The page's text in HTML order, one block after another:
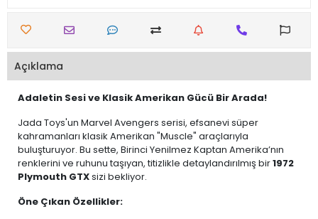
Açıklama
Adaletin Sesi ve Klasik Amerikan Gücü Bir Arada!
Jada Toys'un Marvel Avengers serisi, efsanevi süper
kahramanları klasik Amerikan "Muscle" araçlarıyla
buluşturuyor. Bu sette, Birinci Yenilmez Kaptan Amerika’nın
renklerini ve ruhunu taşıyan, titizlikle detaylandırılmış bir1972
Plymouth GTXsizi bekliyor.
Öne Çıkan Özellikler: